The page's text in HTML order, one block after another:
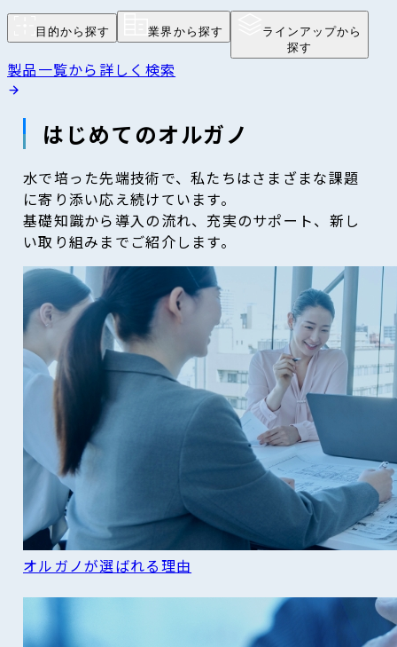
目的から探す 業界から探す
ラインアップから
探す
製品一覧から詳しく検索
はじめてのオルガノ
水で培った先端技術で、私たちはさまざまな課題
に寄り添い応え続けています。
基礎知識から導入の流れ、充実のサポート、新し
い取り組みまでご紹介します。
オルガノが選ばれる理由